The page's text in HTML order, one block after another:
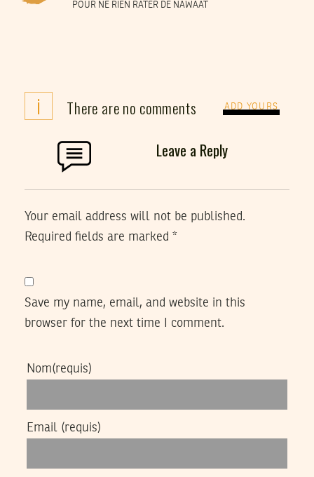
POUR NE RIEN RATER DE NAWAAT
i There are no comments ADD YOURS
Leave a Reply
Your email address will not be published.
Required fields are marked *
Save my name, email, and website in this
browser for the next time I comment.
Nom(requis)
Email (requis)